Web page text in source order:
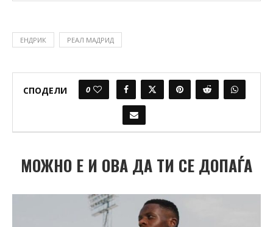
ЕНДРИК РЕАЛ МАДРИД
СПОДЕЛИ 0
МОЖНО Е И ОВА ДА ТИ СЕ ДОПАЃА